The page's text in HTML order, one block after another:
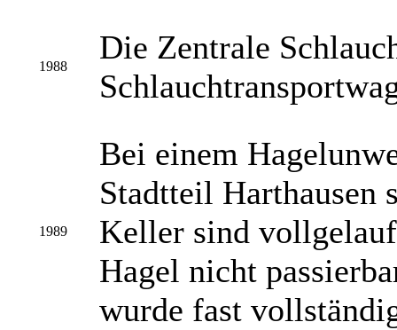
1988
Die Zentrale
1989
Bei einem
Stadtteil Harthausen
Keller sind
Hagel nicht
wurde fast